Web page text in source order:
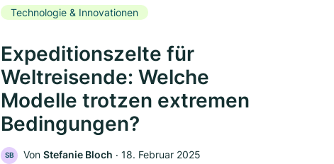
Technologie & Innovationen
Expeditionszelte für
Weltreisende: Welche
Modelle trotzen extremen
Bedingungen?
SB Von Stefanie Bloch ‧ 18. Februar 2025